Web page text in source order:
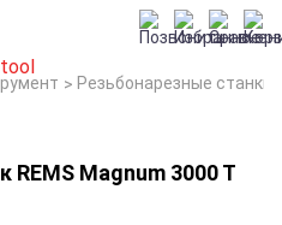
Резьбонарезные станки
REMS Magnum 3000 T